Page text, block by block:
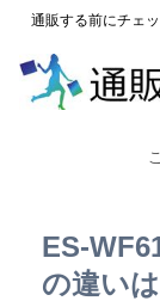
通販する前にチェ
ES-
の違い